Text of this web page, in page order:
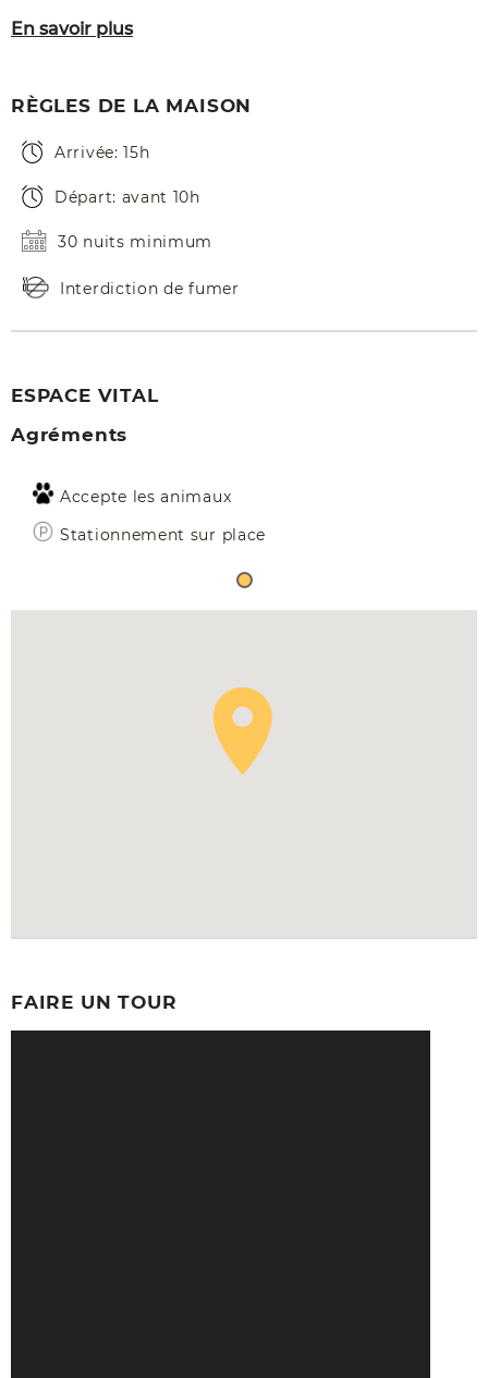
En savoir plus
RÈGLES DE LA MAISON
Arrivée: 15h
Départ: avant 10h
30 nuits minimum
Interdiction de fumer
ESPACE VITAL
Agréments
Accepte les animaux
Stationnement sur place
FAIRE UN TOUR